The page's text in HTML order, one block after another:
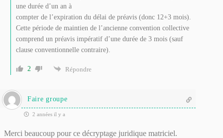
une durée d’un an à
compter de l’expiration du délai de préavis (donc 12+3 mois).
Cette période de maintien de l’ancienne convention collective
comprend un préavis impératif d’une durée de 3 mois (sauf
clause conventionnelle contraire).
2 Répondre
Faire groupe
2 années il y a
Merci beaucoup pour ce décryptage juridique matriciel.